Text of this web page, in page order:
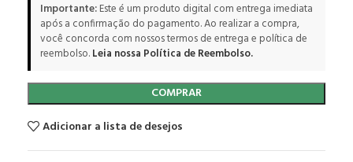
Importante:Este é um produto digital com entrega imediata
após a confirmação do pagamento. Ao realizar a compra,
você concorda com nossos termos de entrega e política de
reembolso.Leia nossa Política de Reembolso.
COMPRAR
Adicionar a lista de desejos